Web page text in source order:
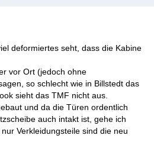
deformiertes seht, dass die Kabine
vor Ort (jedoch ohne
so schlecht wie in Billstedt das
sieht das TMF nicht aus.
und da die Türen ordentlich
auch intakt ist, gehe ich
Verkleidungsteile sind die neu